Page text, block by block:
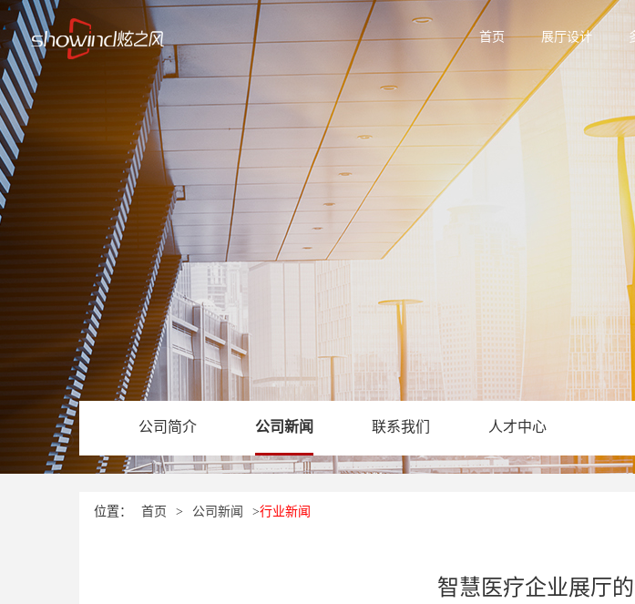
首页 展厅设计
公司简介 公司新闻 联系我们 人才中心
位置： 首页 > 公司新闻 >行业新闻
智慧医疗企业展厅